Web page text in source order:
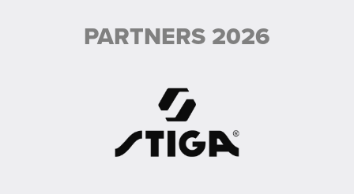
PARTNERS 2026